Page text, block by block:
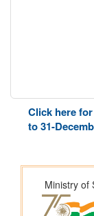
Click here
to 31-